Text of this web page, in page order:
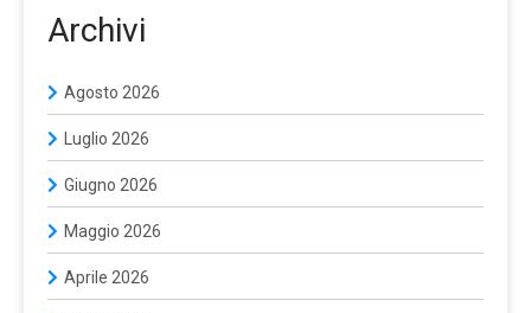
Archivi
Agosto 2026
Luglio 2026
Giugno 2026
Maggio 2026
Aprile 2026